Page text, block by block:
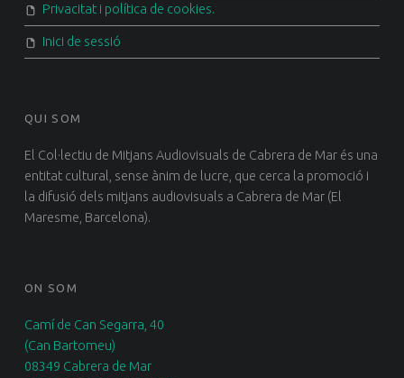
Privacitat i política de cookies.
Inici de sessió
QUI SOM
El Col·lectiu de Mitjans Audiovisuals de Cabrera de Mar és una
entitat cultural, sense ànim de lucre, que cerca la promoció i
la difusió dels mitjans audiovisuals a Cabrera de Mar (El
Maresme, Barcelona).
ON SOM
Camí de Can Segarra, 40
(Can Bartomeu)
08349 Cabrera de Mar